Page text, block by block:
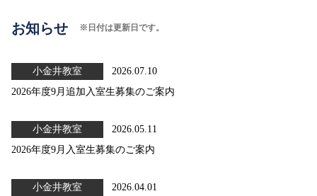
お知らせ ※日付は更新日です。
小金井教室
2026.07.10
2026年度9月追加入室生募集のご案内
小金井教室
2026.05.11
2026年度9月入室生募集のご案内
小金井教室
2026.04.01